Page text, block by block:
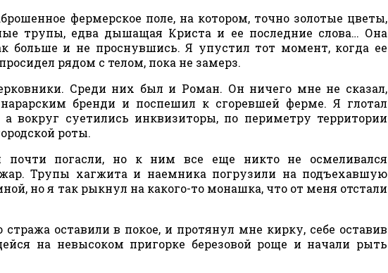
фермерское поле, на котором, точно золотые цветы,
трупы, едва дышащая Криста и ее последние слова… Она
больше и не проснувшись. Я упустил тот момент, когда ее
рядом с телом, пока не замерз.
Среди них был и Роман. Он ничего мне не сказал,
бренди и поспешил к сгоревшей ферме. Я глотал
вокруг суетились инквизиторы, по периметру территории
роты.
погасли, но к ним все еще никто не осмеливался
Трупы хагжита и наемника погрузили на подъехавшую
но я так рыкнул на какого-то монашка, что от меня отстали
стража оставили в покое, и протянул мне кирку, себе оставив
на невысоком пригорке березовой роще и начали рыть